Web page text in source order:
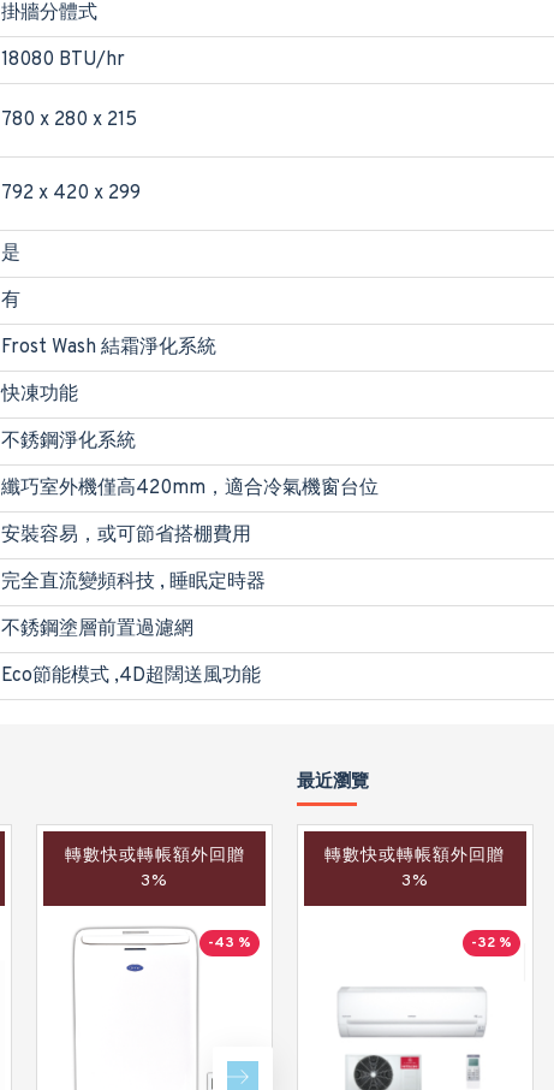
掛牆分體式
18080 BTU/hr
780 x 280 x 215
792 x 420 x 299
是
有
Frost Wash 結霜淨化系統
快凍功能
不銹鋼淨化系統
纖巧室外機僅高420mm，適合冷氣機窗台位
安裝容易，或可節省搭棚費用
完全直流變頻科技 , 睡眠定時器
不銹鋼塗層前置過濾網
Eco節能模式 ,4D超闊送風功能
轉數快或轉帳額外回贈
3%
-43 %
轉數快或轉帳額外回贈
3%
-40 %
最近瀏覽
轉數快或轉帳額外回贈
3%
-32 %